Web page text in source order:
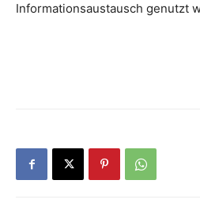
Informationsaustausch genutzt